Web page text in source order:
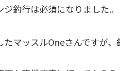
ジ釣行は必須になりました。
たマッスルOneさんですが